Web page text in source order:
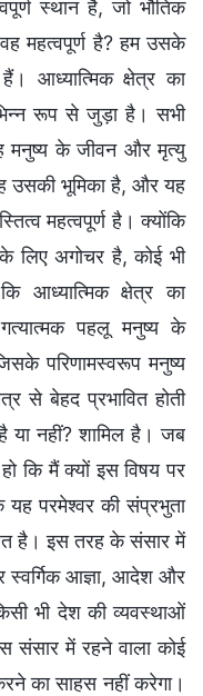
स्थान है, जो भौतिक
महत्वपूर्ण है? हम उसके
आध्यात्मिक क्षेत्र का
रूप से जुड़ा है। सभी
मनुष्य के जीवन और मृत्यु
उसकी भूमिका है, और यह
महत्वपूर्ण है। क्योंकि
लिए अगोचर है, कोई भी
आध्यात्मिक क्षेत्र का
पहलू मनुष्य के
परिणामस्वरूप मनुष्य
से बेहद प्रभावित होती
या नहीं? शामिल है। जब
कि मैं क्यों इस विषय पर
यह परमेश्वर की संप्रभुता
है। इस तरह के संसार में
आज्ञा, आदेश और
भी देश की व्यवस्थाओं
में रहने वाला कोई
का साहस नहीं करेगा।